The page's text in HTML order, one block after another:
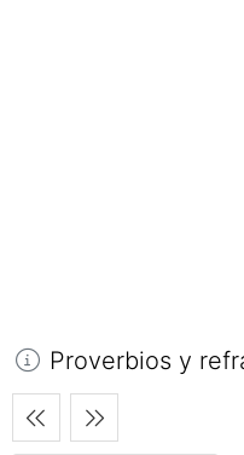
Proverbios y